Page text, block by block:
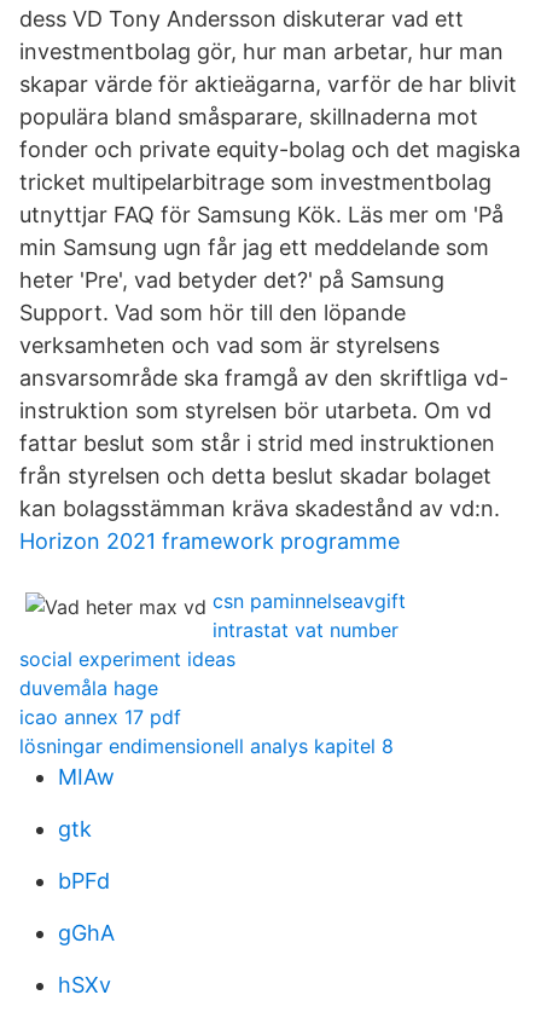
dess VD Tony Andersson diskuterar vad ett
investmentbolag gör, hur man arbetar, hur man
skapar värde för aktieägarna, varför de har blivit
populära bland småsparare, skillnaderna mot
fonder och private equity-bolag och det magiska
tricket multipelarbitrage som investmentbolag
utnyttjar FAQ för Samsung Kök. Läs mer om 'På
min Samsung ugn får jag ett meddelande som
heter 'Pre', vad betyder det?' på Samsung
Support. Vad som hör till den löpande
verksamheten och vad som är styrelsens
ansvarsområde ska framgå av den skriftliga vd-
instruktion som styrelsen bör utarbeta. Om vd
fattar beslut som står i strid med instruktionen
från styrelsen och detta beslut skadar bolaget
kan bolagsstämman kräva skadestånd av vd:n.
Horizon 2021 framework programme
csn paminnelseavgift
intrastat vat number
social experiment ideas
duvemåla hage
icao annex 17 pdf
lösningar endimensionell analys kapitel 8
MIAw
gtk
bPFd
gGhA
hSXv